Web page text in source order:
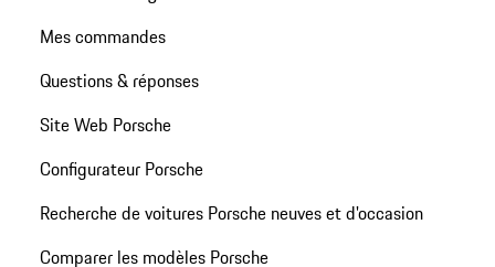
Mes commandes
Questions & réponses
Site Web Porsche
Configurateur Porsche
Recherche de voitures Porsche neuves et d'occasion
Comparer les modèles Porsche